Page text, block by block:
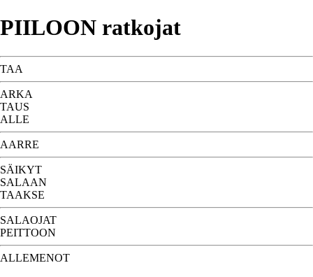
PIILOON ratkojat
TAA
ARKA
TAUS
ALLE
AARRE
SÄIKYT
SALAAN
TAAKSE
SALAOJAT
PEITTOON
ALLEMENOT